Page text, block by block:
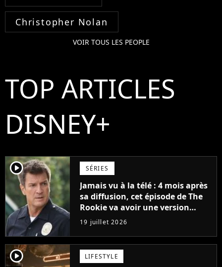
Christopher Nolan
VOIR TOUS LES PEOPLE
TOP ARTICLES
DISNEY+
player2 SÉRIES
Jamais vu à la télé : 4 mois après
sa diffusion, cet épisode de The
Rookie va avoir une version
longue en streaming
19 juillet 2026
player2 LIFESTYLE